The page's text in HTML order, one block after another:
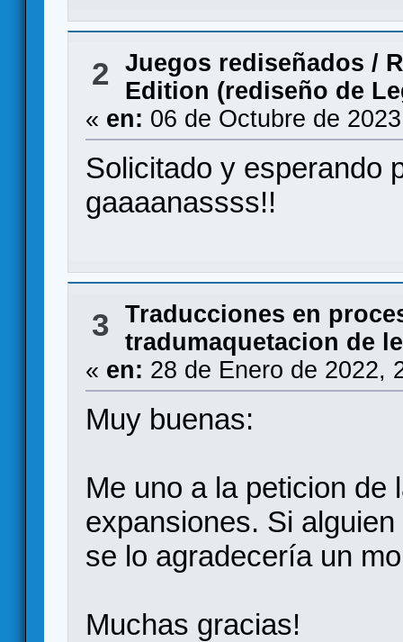
2 Juegos rediseñados /
Edition (rediseño de
« en: 06 de Octubre de
Solicitado y esperando
gaaaanassss!!
3 Traducciones en
tradumaquetacion de
« en: 28 de Enero de 2022,
Muy buenas:
Me uno a la peticion de
expansiones. Si
se lo agradecería un
Muchas gracias!